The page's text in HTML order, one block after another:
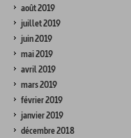
août 2019
juillet 2019
juin 2019
mai 2019
avril 2019
mars 2019
février 2019
janvier 2019
décembre 2018